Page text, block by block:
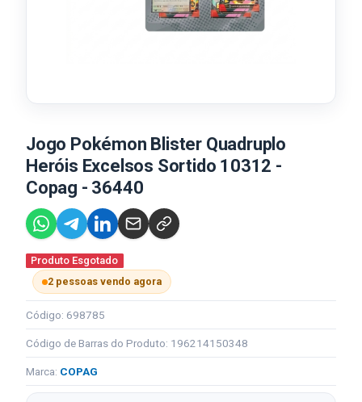
Jogo Pokémon Blister Quadruplo
Heróis Excelsos Sortido 10312 -
Copag - 36440
Produto Esgotado
2 pessoas vendo agora
Código: 698785
Código de Barras do Produto: 196214150348
Marca: COPAG